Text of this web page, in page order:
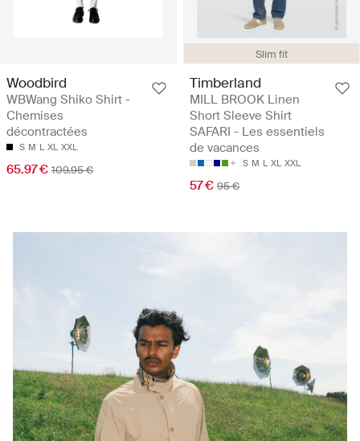
Woodbird
WBWang Shiko Shirt -
Chemises
décontractées
S M L XL XXL
65.97 € 109.95 €
Slim fit
Timberland
MILL BROOK Linen
Short Sleeve Shirt
SAFARI - Les essentiels
de vacances
S M L XL XXL
57 € 95 €